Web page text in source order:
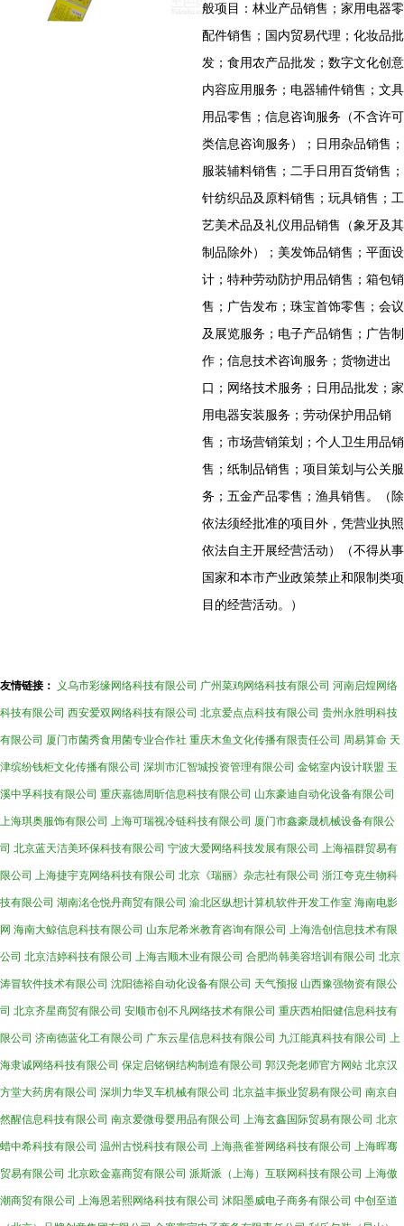
般项目：林业产品销售；家用电器零
配件销售；国内贸易代理；化妆品批
发；食用农产品批发；数字文化创意
内容应用服务；电器辅件销售；文具
用品零售；信息咨询服务（不含许可
类信息咨询服务）；日用杂品销售；
服装辅料销售；二手日用百货销售；
针纺织品及原料销售；玩具销售；工
艺美术品及礼仪用品销售（象牙及其
制品除外）；美发饰品销售；平面设
计；特种劳动防护用品销售；箱包销
售；广告发布；珠宝首饰零售；会议
及展览服务；电子产品销售；广告制
作；信息技术咨询服务；货物进出
口；网络技术服务；日用品批发；家
用电器安装服务；劳动保护用品销
售；市场营销策划；个人卫生用品销
售；纸制品销售；项目策划与公关服
务；五金产品零售；渔具销售。（除
依法须经批准的项目外，凭营业执照
依法自主开展经营活动）（不得从事
国家和本市产业政策禁止和限制类项
目的经营活动。）
友情链接： 义乌市彩缘网络科技有限公司 广州菜鸡网络科技有限公司 河南启煌网络
科技有限公司 西安爱双网络科技有限公司 北京爱点点科技有限公司 贵州永胜明科技
有限公司 厦门市菌秀食用菌专业合作社 重庆木鱼文化传播有限责任公司 周易算命 天
津缤纷钱柜文化传播有限公司 深圳市汇智城投资管理有限公司 金铭室内设计联盟 玉
溪中孚科技有限公司 重庆嘉德周昕信息科技有限公司 山东豪迪自动化设备有限公司
上海琪奥服饰有限公司 上海可瑞视冷链科技有限公司 厦门市鑫豪晟机械设备有限公
司 北京蓝天洁美环保科技有限公司 宁波大爱网络科技发展有限公司 上海福群贸易有
限公司 上海捷宇克网络科技有限公司 北京《瑞丽》杂志社有限公司 浙江夸克生物科
技有限公司 湖南洺仓悦丹商贸有限公司 渝北区纵想计算机软件开发工作室 海南电影
网 海南大鲸信息科技有限公司 山东尼希米教育咨询有限公司 上海浩创信息技术有限
公司 北京洁婷科技有限公司 上海吉顺木业有限公司 合肥尚韩美容培训有限公司 北京
涛冒软件技术有限公司 沈阳德裕自动化设备有限公司 天气预报 山西豫强物资有限公
司 北京齐星商贸有限公司 安顺市创不凡网络技术有限公司 重庆西柏阳健信息科技有
限公司 济南德蓝化工有限公司 广东云星信息科技有限公司 九江能真科技有限公司 上
海隶诚网络科技有限公司 保定启铭钢结构制造有限公司 郭汉尧老师官方网站 北京汉
方堂大药房有限公司 深圳力华叉车机械有限公司 北京益丰振业贸易有限公司 南京自
然醒信息科技有限公司 南京爱微母婴用品有限公司 上海玄鑫国际贸易有限公司 北京
蜡中希科技有限公司 温州古悦科技有限公司 上海燕雀誉网络科技有限公司 上海晖骞
贸易有限公司 北京欧金嘉商贸有限公司 派斯派（上海）互联网科技有限公司 上海傲
潮商贸有限公司 上海恩若熙网络科技有限公司 沭阳墨威电子商务有限公司 中创至道